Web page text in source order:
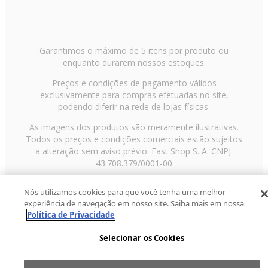
Garantimos o máximo de 5 itens por produto ou
enquanto durarem nossos estoques.
Preços e condições de pagamento válidos
exclusivamente para compras efetuadas no site,
podendo diferir na rede de lojas físicas.
As imagens dos produtos são meramente ilustrativas.
Todos os preços e condições comerciais estão sujeitos
a alteração sem aviso prévio. Fast Shop S. A. CNPJ:
43.708.379/0001-00
Paulo/SP, CEP 02029-001, Telefone: 11 3003-3728 ©
2013 Fast Shop - Todos os direitos reservadosRF
Nós utilizamos cookies para que você tenha uma melhor
experiência de navegação em nosso site. Saiba mais em nossa
Política de Privacidade
Selecionar os Cookies